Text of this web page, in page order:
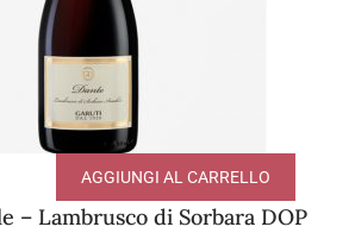
– Lambrusco di Sorbara DOP
AGGIUNGI AL CARRELLO